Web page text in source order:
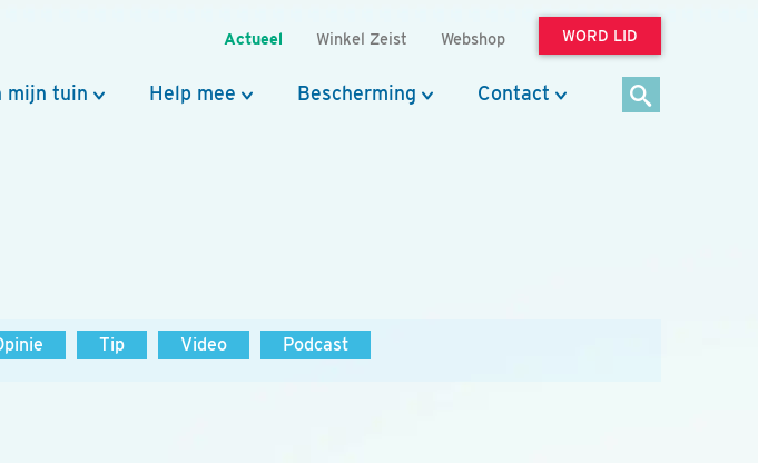
Actueel Winkel Zeist Webshop WORD LID
mijn tuin Help mee Bescherming Contact
Tip Video Podcast